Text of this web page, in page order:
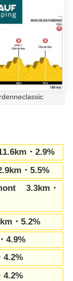
・2.9%
・5.5%
3.3km・
・5.2%
4.9%
4.2%
4.2%